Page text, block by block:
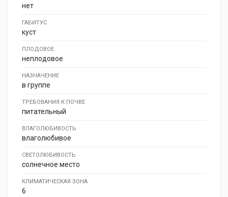
нет
ГАБИТУС
куст
ПЛОДОВОЕ
неплодовое
НАЗНАЧЕНИЕ
в группе
ТРЕБОВАНИЯ К ПОЧВЕ
питательный
ВЛАГОЛЮБИВОСТЬ
влаголюбивое
СВЕТОЛЮБИВОСТЬ
солнечное место
КЛИМАТИЧЕСКАЯ ЗОНА
6